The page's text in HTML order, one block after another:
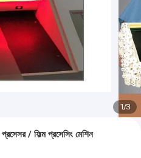
1/3
/ ফিল্ম প্রসেসিং মেশিন